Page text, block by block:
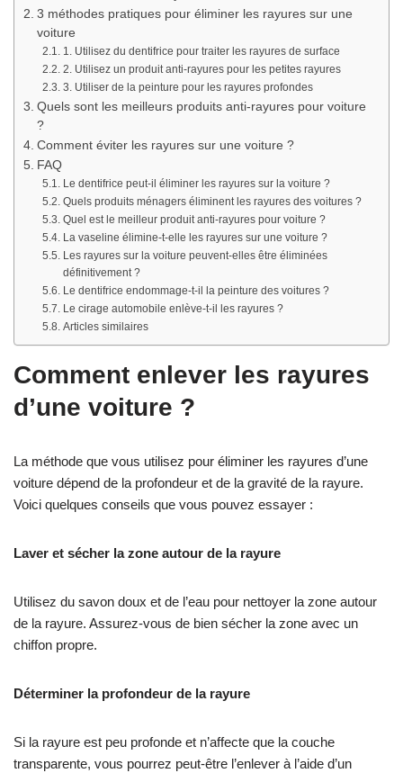
3 méthodes pratiques pour éliminer les rayures sur une
voiture
1. Utilisez du dentifrice pour traiter les rayures de surface
2. Utilisez un produit anti-rayures pour les petites rayures
3. Utiliser de la peinture pour les rayures profondes
Quels sont les meilleurs produits anti-rayures pour voiture
?
Comment éviter les rayures sur une voiture ?
FAQ
Le dentifrice peut-il éliminer les rayures sur la voiture ?
Quels produits ménagers éliminent les rayures des voitures ?
Quel est le meilleur produit anti-rayures pour voiture ?
La vaseline élimine-t-elle les rayures sur une voiture ?
Les rayures sur la voiture peuvent-elles être éliminées
définitivement ?
Le dentifrice endommage-t-il la peinture des voitures ?
Le cirage automobile enlève-t-il les rayures ?
Articles similaires
Comment enlever les rayures
d’une voiture ?
La méthode que vous utilisez pour éliminer les rayures d’une
voiture dépend de la profondeur et de la gravité de la rayure.
Voici quelques conseils que vous pouvez essayer :
Laver et sécher la zone autour de la rayure
Utilisez du savon doux et de l’eau pour nettoyer la zone autour
de la rayure. Assurez-vous de bien sécher la zone avec un
chiffon propre.
Déterminer la profondeur de la rayure
Si la rayure est peu profonde et n’affecte que la couche
transparente, vous pourrez peut-être l’enlever à l’aide d’un